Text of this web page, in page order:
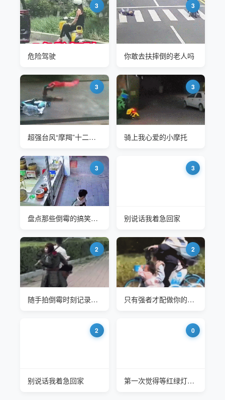
3
危险驾驶
3
你敢去扶摔倒的老人吗
3
超强台风“摩羯”十二级风圈2024年9月6日抵达海南文昌
3
骑上我心爱的小摩托
3
盘点那些倒霉的搞笑瞬间
3
别说话我着急回家
2
随手拍倒霉时刻记录，看看坚持到第几个不笑
2
只有强者才配做你的孩子
2
别说话我着急回家
0
第一次觉得等红绿灯是件美好的事情